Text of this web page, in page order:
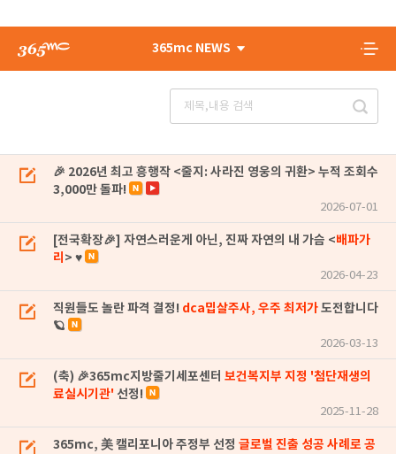
365mc NEWS
🎉 2026년 최고 흥행작 <줄지: 사라진 영웅의 귀환> 누적 조회수
3,000만 돌파!
2026-07-01
[전국확장🎉] 자연스러운게 아닌, 진짜 자연의 내 가슴 <배파가
리 > ♥
2026-04-23
직원들도 놀란 파격 결정! dca밉살주사, 우주 최저가도전합니다
🪐
2026-03-13
(축) 🎉365mc지방줄기세포센터 보건복지부 지정 '첨단재생의
료실시기관' 선정!
2025-11-28
365mc, 美 캘리포니아 주정부 선정 글로벌 진출 성공 사례로 공